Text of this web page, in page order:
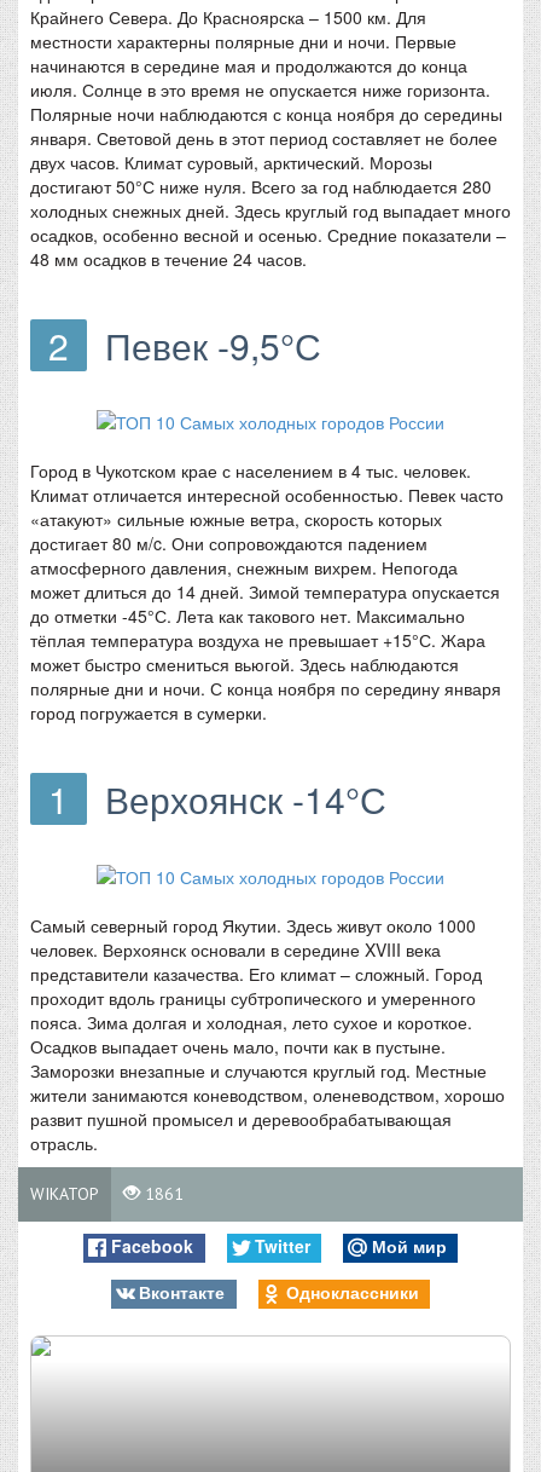
Крайнего Севера. До Красноярска – 1500 км. Для
местности характерны полярные дни и ночи. Первые
начинаются в середине мая и продолжаются до конца
июля. Солнце в это время не опускается ниже горизонта.
Полярные ночи наблюдаются с конца ноября до середины
января. Световой день в этот период составляет не более
двух часов. Климат суровый, арктический. Морозы
достигают 50°С ниже нуля. Всего за год наблюдается 280
холодных снежных дней. Здесь круглый год выпадает много
осадков, особенно весной и осенью. Средние показатели –
48 мм осадков в течение 24 часов.
2 Певек -9,5°С
Город в Чукотском крае с населением в 4 тыс. человек.
Климат отличается интересной особенностью. Певек часто
«атакуют» сильные южные ветра, скорость которых
достигает 80 м/c. Они сопровождаются падением
атмосферного давления, снежным вихрем. Непогода
может длиться до 14 дней. Зимой температура опускается
до отметки -45°С. Лета как такового нет. Максимально
тёплая температура воздуха не превышает +15°С. Жара
может быстро смениться вьюгой. Здесь наблюдаются
полярные дни и ночи. С конца ноября по середину января
город погружается в сумерки.
1 Верхоянск -14°С
Самый северный город Якутии. Здесь живут около 1000
человек. Верхоянск основали в середине XVIII века
представители казачества. Его климат – сложный. Город
проходит вдоль границы субтропического и умеренного
пояса. Зима долгая и холодная, лето сухое и короткое.
Осадков выпадает очень мало, почти как в пустыне.
Заморозки внезапные и случаются круглый год. Местные
жители занимаются коневодством, оленеводством, хорошо
развит пушной промысел и деревообрабатывающая
отрасль.
WIKATOP 1861
Facebook Twitter
Мой мир
Вконтакте
Одноклассники